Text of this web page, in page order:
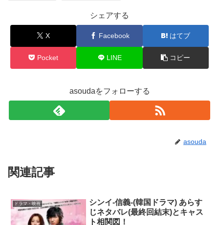
シェアする
X Facebook はてブ
Pocket LINE コピー
asoudaをフォローする
asouda
関連記事
ドラマ・映画
シンイ-信義-(韓国ドラマ) あらす
じネタバレ(最終回結末)とキャス
ト相関図！